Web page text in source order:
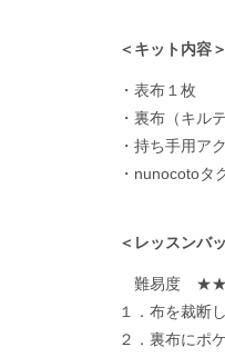
＜キット内容＞
・表布１枚
・裏布（キル
・持ち手用ア
・nunocotoタ
＜レッスンバ
難易度 ★★☆
１．布を裁断
２．裏布にポ